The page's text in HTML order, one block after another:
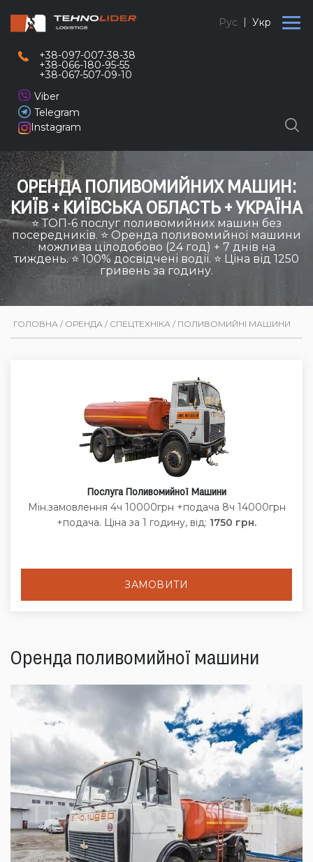
Рус Укр
+38-097-007-38-38
+38-066-180-95-55
+38-067-507-09-10
Viber
Telegram
Instagram
ОРЕНДА ПОЛИВОМИЙНИХ МАШИН:
КИЇВ + КИЇВСЬКА ОБЛАСТЬ + УКРАЇНА
⭐ ТОП-6 послуг поливомийних машин без
посередників. ⭐ Оренда поливомийної машини
можлива цілодобово (24 год) + 7 днів на
тиждень. ⭐ 100% досвідчені водії. ⭐ Ціна від 1250
гривень за годину.
ГОЛОВНА / ОРЕНДА / СПЕЦТЕХНІКА / ПОЛИВОМИЙНІ МАШИНИ
Послуга Поливомийної Машини
Мін.замовлення 4ч 10000грн +подача 8ч 14000грн
+подача. Ціна за 1 годину, від: 1750 грн.
ЗАМОВИТИ
Оренда поливомийної машини